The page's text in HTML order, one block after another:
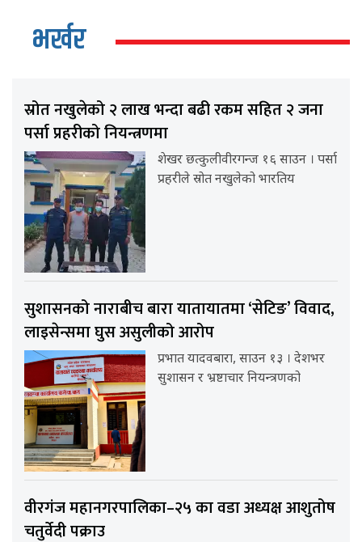
भर्खर
स्रोत नखुलेको २ लाख भन्दा बढी रकम सहित २ जना
पर्सा प्रहरीको नियन्त्रणमा
शेखर छत्कुलीवीरगन्ज १६ साउन । पर्सा
प्रहरीले स्रोत नखुलेको भारतिय
सुशासनको नाराबीच बारा यातायातमा ‘सेटिङ’ विवाद,
लाइसेन्समा घुस असुलीको आरोप
प्रभात यादवबारा, साउन १३ । देशभर
सुशासन र भ्रष्टाचार नियन्त्रणको
वीरगंज महानगरपालिका–२५ का वडा अध्यक्ष आशुतोष
चतुर्वेदी पक्राउ